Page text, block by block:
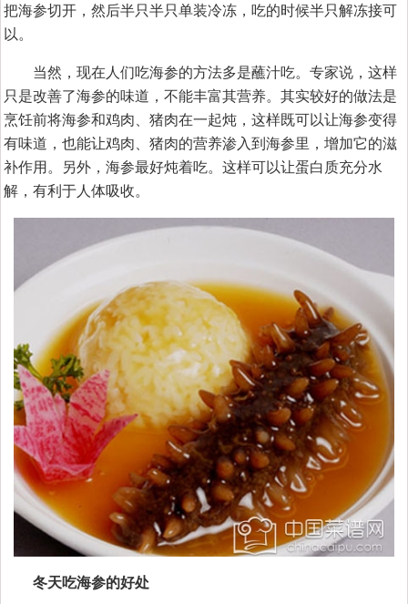
把海参切开，然后半只半只单装冷冻，吃的时候半只解冻接可
以。
当然，现在人们吃海参的方法多是蘸汁吃。专家说，这样
只是改善了海参的味道，不能丰富其营养。其实较好的做法是
烹饪前将海参和鸡肉、猪肉在一起炖，这样既可以让海参变得
有味道，也能让鸡肉、猪肉的营养渗入到海参里，增加它的滋
补作用。另外，海参最好炖着吃。这样可以让蛋白质充分水
解，有利于人体吸收。
冬天吃海参的好处